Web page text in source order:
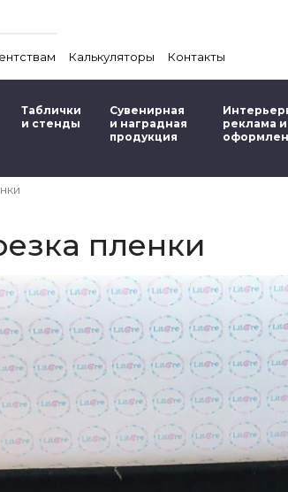
Калькуляторы Контакты
Таблички
и стенды
Сувенирная
и наградная
продукция
реклама и
пленки